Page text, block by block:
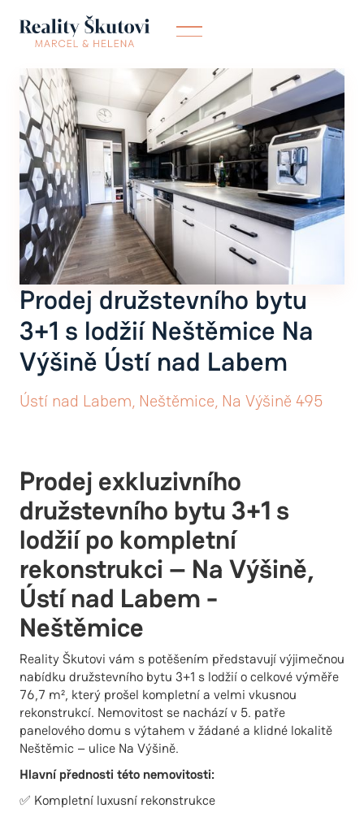
Prodej družstevního bytu
3+1 s lodžií Neštěmice Na
Výšině Ústí nad Labem
Ústí nad Labem, Neštěmice, Na Výšině 495
Prodej exkluzivního
družstevního bytu 3+1 s
lodžií po kompletní
rekonstrukci – Na Výšině,
Ústí nad Labem -
Neštěmice
Reality Škutovi vám s potěšením představují výjimečnou
nabídku družstevního bytu 3+1 s lodžií o celkové výměře
76,7 m², který prošel kompletní a velmi vkusnou
rekonstrukcí. Nemovitost se nachází v 5. patře
panelového domu s výtahem v žádané a klidné lokalitě
Neštěmic – ulice Na Výšině.
Hlavní přednosti této nemovitosti:
✅ Kompletní luxusní rekonstrukce